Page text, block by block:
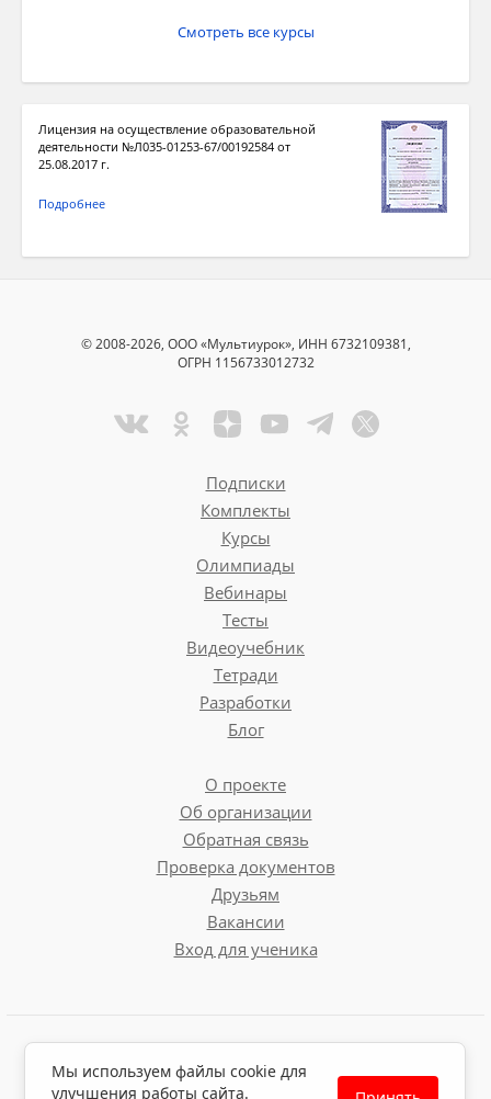
Смотреть все курсы
Лицензия на осуществление образовательной
деятельности №Л035-01253-67/00192584 от
25.08.2017 г.
Подробнее
© 2008-2026, ООО «Мультиурок», ИНН 6732109381,
ОГРН 1156733012732
Подписки
Комплекты
Курсы
Олимпиады
Вебинары
Тесты
Видеоучебник
Тетради
Разработки
Блог
О проекте
Об организации
Обратная связь
Проверка документов
Друзьям
Вакансии
Вход для ученика
Политика обработки персональных данных
Мы используем файлы cookie для
улучшения работы сайта.